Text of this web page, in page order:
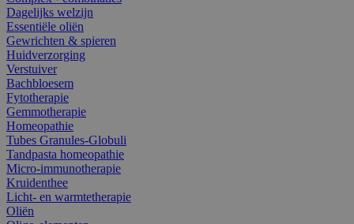
Dagelijks welzijn
Essentiële oliën
Gewrichten & spieren
Huidverzorging
Verstuiver
Bachbloesem
Fytotherapie
Gemmotherapie
Homeopathie
Tubes Granules-Globuli
Tandpasta homeopathie
Micro-immunotherapie
Kruidenthee
Licht- en warmtetherapie
Oliën